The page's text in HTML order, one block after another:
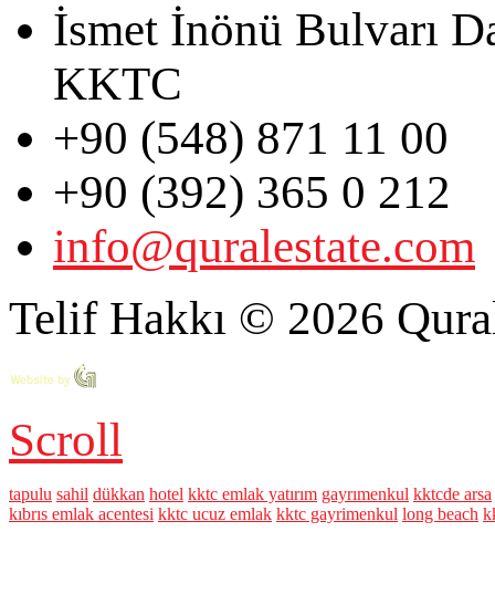
İsmet İnönü Bulvarı
KKTC
+90 (548) 871 11 00
+90 (392) 365 0 212
info@quralestate.com
Telif Hakkı © 2026
Scroll
tapulu sahil dükkan hotel kktc emlak yatırım gayrımenkul kktcde arsa
kıbrıs emlak acentesi kktc ucuz emlak kktc gayrimenkul long beach